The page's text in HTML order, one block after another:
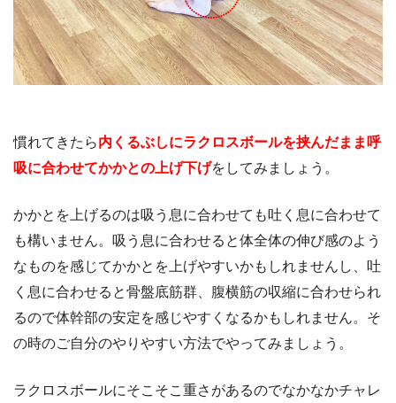
慣れてきたら内くるぶしにラクロスボールを挟んだまま呼
吸に合わせてかかとの上げ下げをしてみましょう。
かかとを上げるのは吸う息に合わせても吐く息に合わせて
も構いません。吸う息に合わせると体全体の伸び感のよう
なものを感じてかかとを上げやすいかもしれませんし、吐
く息に合わせると骨盤底筋群、腹横筋の収縮に合わせられ
るので体幹部の安定を感じやすくなるかもしれません。そ
の時のご自分のやりやすい方法でやってみましょう。
ラクロスボールにそこそこ重さがあるのでなかなかチャレ